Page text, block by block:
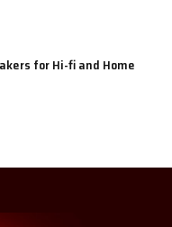
for Hi-fi and Home